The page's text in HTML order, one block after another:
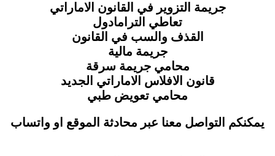
جريمة التزوير في القانون الاماراتي
تعاطي الترامادول
القذف والسب في القانون
جريمة مالية
محامي جريمة سرقة
قانون الافلاس الاماراتي الجديد
محامي تعويض طبي
يمكنكم التواصل معنا عبر محادثة الموقع او واتساب